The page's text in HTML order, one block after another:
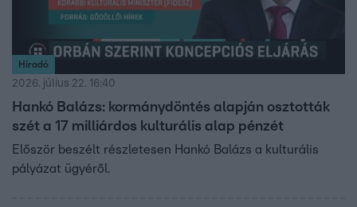
Híradó
2026. július 22. 16:40
Hankó Balázs: kormánydöntés alapján osztották
szét a 17 milliárdos kulturális alap pénzét
Először beszélt részletesen Hankó Balázs a kulturális
pályázat ügyéről.